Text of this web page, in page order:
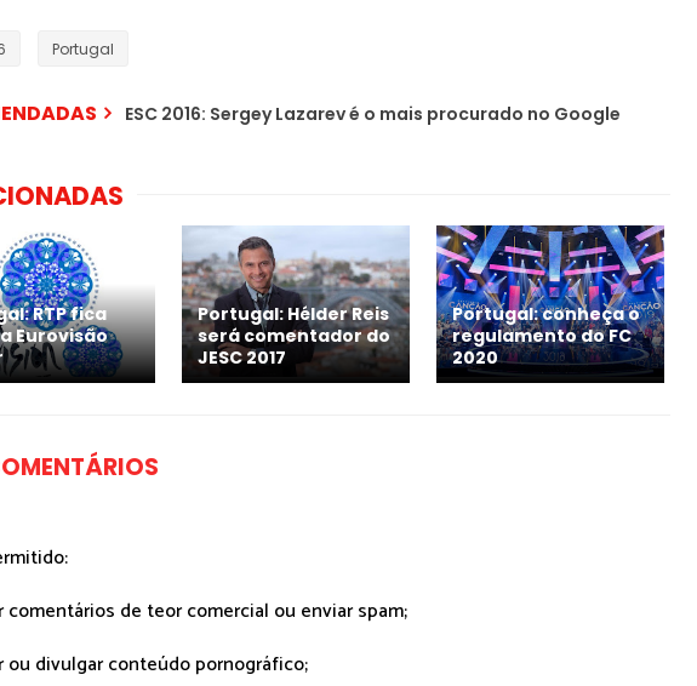
Portugal
ESC 2016: Sergey Lazarev é o mais procurado no Google
RTP fica
Eurovisão
Portugal: Hélder Reis
será comentador do
JESC 2017
Portugal: conheça o
regulamento do FC
2020
comentários de teor comercial ou enviar spam;
ou divulgar conteúdo pornográfico;